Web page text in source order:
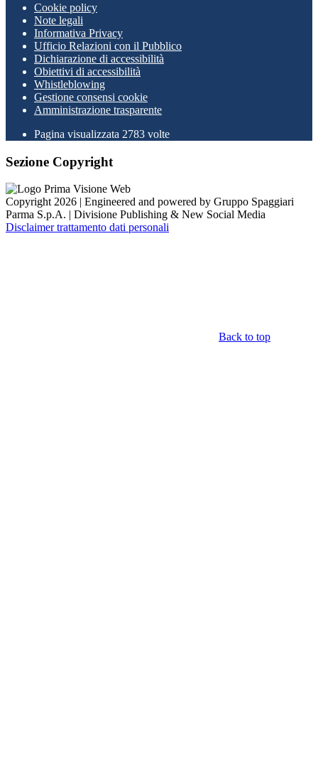
Cookie policy
Note legali
Informativa Privacy
Ufficio Relazioni con il Pubblico
Dichiarazione di accessibilità
Obiettivi di accessibilità
Whistleblowing
Gestione consensi cookie
Amministrazione trasparente
Pagina visualizzata 2783 volte
Sezione Copyright
Copyright 2026 | Engineered and powered by Gruppo Spaggiari
Parma S.p.A. | Divisione Publishing & New Social Media
Disclaimer trattamento dati personali
Back to top